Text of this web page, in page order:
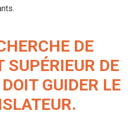
DE
SUPÉRIEUR DE
GUIDER LE